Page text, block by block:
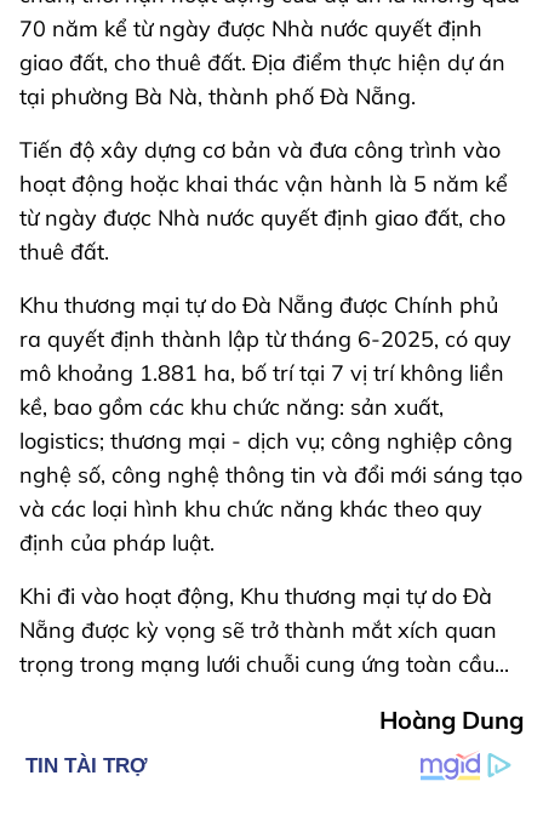
70 năm kể từ ngày được Nhà nước quyết định
giao đất, cho thuê đất. Địa điểm thực hiện dự án
tại phường Bà Nà, thành phố Đà Nẵng.
Tiến độ xây dựng cơ bản và đưa công trình vào
hoạt động hoặc khai thác vận hành là 5 năm kể
từ ngày được Nhà nước quyết định giao đất, cho
thuê đất.
Khu thương mại tự do Đà Nẵng được Chính phủ
ra quyết định thành lập từ tháng 6-2025, có quy
mô khoảng 1.881 ha, bố trí tại 7 vị trí không liền
kề, bao gồm các khu chức năng: sản xuất,
logistics; thương mại - dịch vụ; công nghiệp công
nghệ số, công nghệ thông tin và đổi mới sáng tạo
và các loại hình khu chức năng khác theo quy
định của pháp luật.
Khi đi vào hoạt động, Khu thương mại tự do Đà
Nẵng được kỳ vọng sẽ trở thành mắt xích quan
trọng trong mạng lưới chuỗi cung ứng toàn cầu...
Hoàng Dung